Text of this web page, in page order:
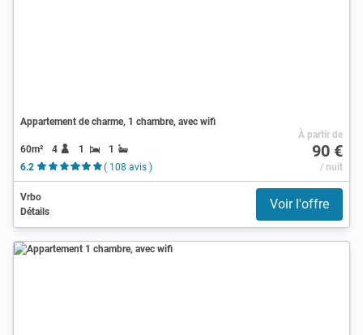
Appartement de charme, 1 chambre, avec wifi
60m² 4 1
1
6.2
( 108 avis )
À partir de
90 €
/ nuit
Vrbo
Détails
Voir l'offre